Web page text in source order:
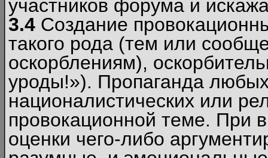
участников форума и
3.4 Создание
такого рода (тем или
оскорблениям),
уроды!»). Пропаганда
националистических или
провокационной теме. При
оценки чего-либо